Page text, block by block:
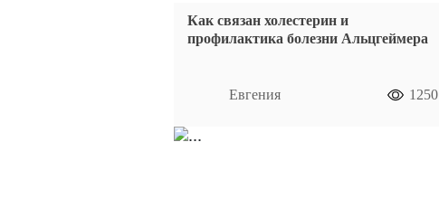
Как связан холестерин и
профилактика болезни Альцгеймера
Евгения 1250